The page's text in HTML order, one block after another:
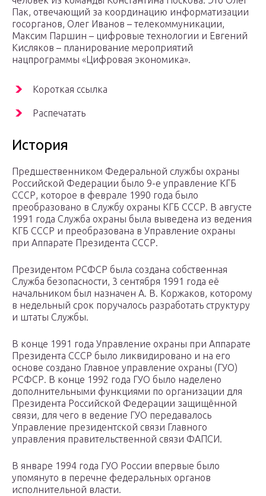
Пак, отвечающий за координацию информатизации
госорганов, Олег Иванов – телекоммуникации,
Максим Паршин – цифровые технологии и Евгений
Кисляков – планирование мероприятий
нацпрограммы «Цифровая экономика».
Короткая ссылка
Распечатать
История
Предшественником Федеральной службы охраны
Российской Федерации было 9-е управление КГБ
СССР, которое в феврале 1990 года было
преобразовано в Службу охраны КГБ СССР. В августе
1991 года Служба охраны была выведена из ведения
КГБ СССР и преобразована в Управление охраны
при Аппарате Президента СССР.
Президентом РСФСР была создана собственная
Служба безопасности, 3 сентября 1991 года её
начальником был назначен А. В. Коржаков, которому
в недельный срок поручалось разработать структуру
и штаты Службы.
В конце 1991 года Управление охраны при Аппарате
Президента СССР было ликвидировано и на его
основе создано Главное управление охраны (ГУО)
РСФСР. В конце 1992 года ГУО было наделено
дополнительными функциями по организации для
Президента Российской Федерации защищённой
связи, для чего в ведение ГУО передавалось
Управление президентской связи Главного
управления правительственной связи ФАПСИ.
В январе 1994 года ГУО России впервые было
упомянуто в перечне федеральных органов
исполнительной власти.